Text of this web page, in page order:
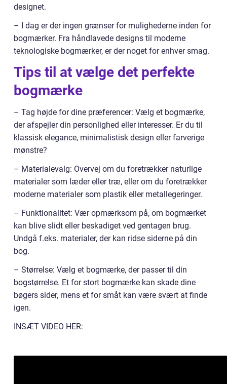
designet.
– I dag er der ingen grænser for mulighederne inden for
bogmærker. Fra håndlavede designs til moderne
teknologiske bogmærker, er der noget for enhver smag.
Tips til at vælge det perfekte
bogmærke
– Tag højde for dine præferencer: Vælg et bogmærke,
der afspejler din personlighed eller interesser. Er du til
klassisk elegance, minimalistisk design eller farverige
mønstre?
– Materialevalg: Overvej om du foretrækker naturlige
materialer som læder eller træ, eller om du foretrækker
moderne materialer som plastik eller metallegeringer.
– Funktionalitet: Vær opmærksom på, om bogmærket
kan blive slidt eller beskadiget ved gentagen brug.
Undgå f.eks. materialer, der kan ridse siderne på din
bog.
– Størrelse: Vælg et bogmærke, der passer til din
bogstørrelse. Et for stort bogmærke kan skade dine
bøgers sider, mens et for småt kan være svært at finde
igen.
INSÆT VIDEO HER: